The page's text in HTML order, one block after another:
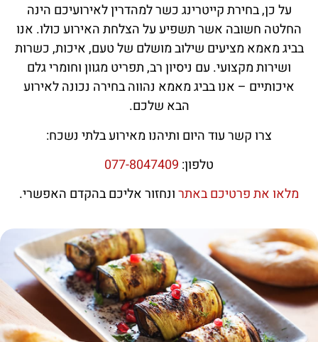
על כן, בחירת קייטרינג כשר למהדרין לאירועיכם הינה
החלטה חשובה אשר תשפיע על הצלחת האירוע כולו. אנו
בביג מאמא מציעים שילוב מושלם של טעם, איכות, כשרות
ושירות מקצועי. עם ניסיון רב, תפריט מגוון וחומרי גלם
איכותיים – אנו בביג מאמא נהווה בחירה נכונה לאירוע
הבא שלכם.
צרו קשר עוד היום ותיהנו מאירוע בלתי נשכח:
טלפון: 077-8047409
מלאו את פרטיכם באתרונחזור אליכם בהקדם האפשרי.